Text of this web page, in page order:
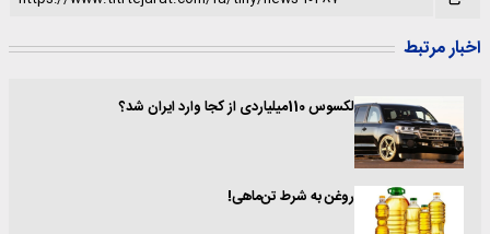
اخبار مرتبط
لکسوس 110میلیاردی از کجا وارد ایران شد؟
روغن به شرط تن‌ماهی!